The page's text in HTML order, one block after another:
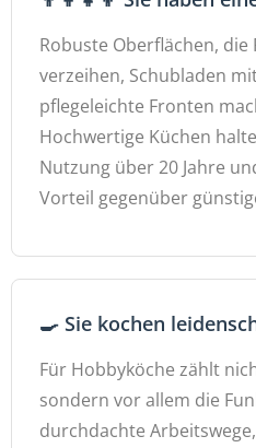
Robuste Oberflächen, die
verzeihen, Schubladen
pflegeleichte Fronten
Hochwertige Küchen
Nutzung über 20 Jahre
Vorteil gegenüber
🍳 Sie kochen
Für Hobbyköche zählt
sondern vor allem die
durchdachte